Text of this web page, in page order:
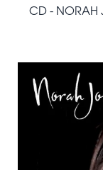
CD - NORAH